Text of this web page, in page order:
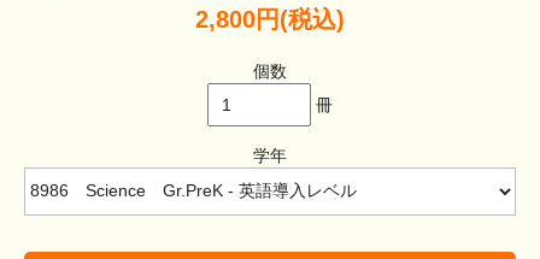
2,800円(税込)
個数
冊
学年